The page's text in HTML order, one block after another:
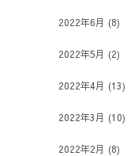
2022年6月 (8)
2022年5月 (2)
2022年4月 (13)
2022年3月 (10)
2022年2月 (8)